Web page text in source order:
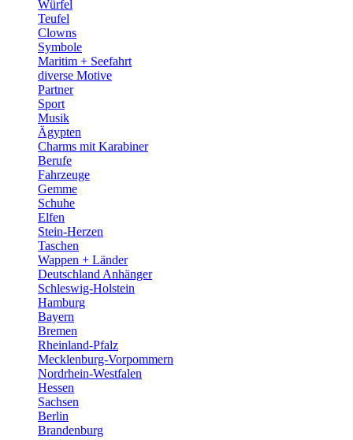
Würfel
Teufel
Clowns
Symbole
Maritim + Seefahrt
diverse Motive
Partner
Sport
Musik
Ägypten
Charms mit Karabiner
Berufe
Fahrzeuge
Gemme
Schuhe
Elfen
Stein-Herzen
Taschen
Wappen + Länder
Deutschland Anhänger
Schleswig-Holstein
Hamburg
Bayern
Bremen
Rheinland-Pfalz
Mecklenburg-Vorpommern
Nordrhein-Westfalen
Hessen
Sachsen
Berlin
Brandenburg